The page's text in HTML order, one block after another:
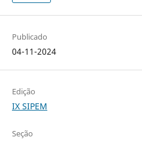
Publicado
04-11-2024
Edição
IX SIPEM
Seção